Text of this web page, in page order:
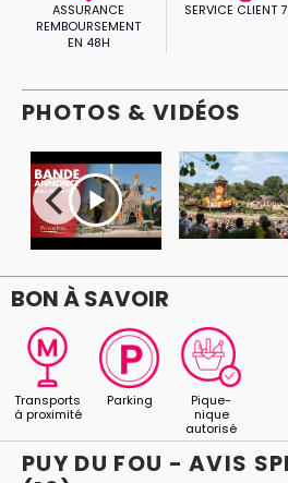
ASSURANCE
REMBOURSEMENT
EN 48H
SERVICE CLIENT
PHOTOS & VIDÉOS
BON À SAVOIR
Transports
à proximité
Parking
Pique-
nique
autorisé
PUY DU FOU - AVIS